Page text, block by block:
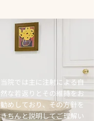
当院では主に注射による自
然な若返りとその維持をお
勧めしており、その方針を
きちんと説明してご理解い